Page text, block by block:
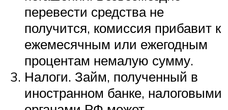
перевести средства не
получится, комиссия прибавит к
ежемесячным или ежегодным
процентам немалую сумму.
Налоги. Займ, полученный в
иностранном банке, налоговыми